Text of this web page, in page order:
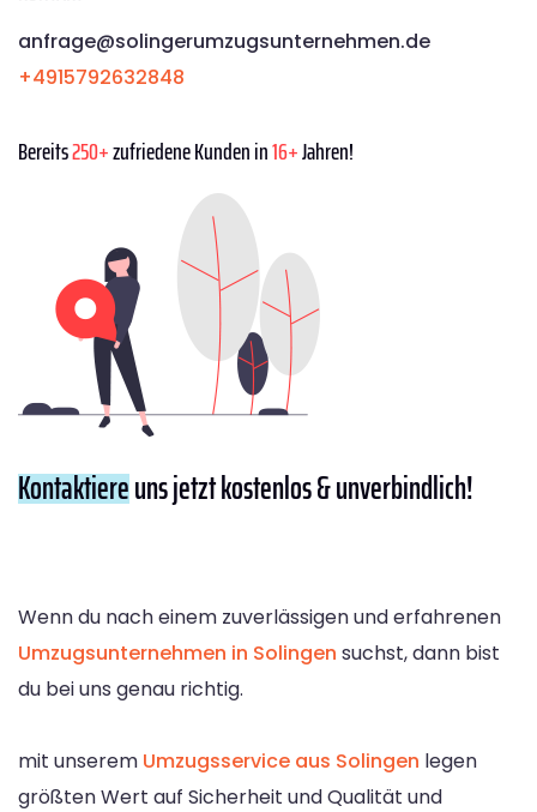
anfrage@solingerumzugsunternehmen.de
+4915792632848
Bereits250+zufriedene Kunden in16+Jahren!
Kontaktiereuns jetzt kostenlos & unverbindlich!
Wenn du nach einem zuverlässigen und erfahrenen
Umzugsunternehmen in Solingen suchst, dann bist
du bei uns genau richtig.
mit unserem Umzugsservice aus Solingen legen
größten Wert auf Sicherheit und Qualität und